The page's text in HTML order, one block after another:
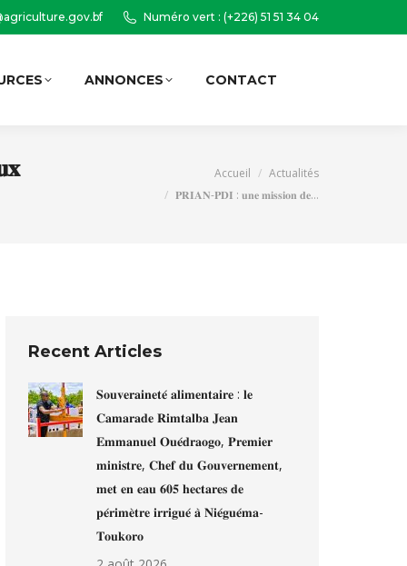
Numéro vert : (+226) 51 51 34 04
ANNONCES CONTACT
Accueil
Actualités
𝐏𝐑𝐈𝐀𝐍-𝐏𝐃𝐈 : 𝐮𝐧𝐞 𝐦𝐢𝐬𝐬𝐢𝐨𝐧 𝐝𝐞…
Recent Articles
𝐒𝐨𝐮𝐯𝐞𝐫𝐚𝐢𝐧𝐞𝐭𝐞́ 𝐚𝐥𝐢𝐦𝐞𝐧𝐭𝐚𝐢𝐫𝐞 : 𝐥𝐞
𝐂𝐚𝐦𝐚𝐫𝐚𝐝𝐞 𝐑𝐢𝐦𝐭𝐚𝐥𝐛𝐚 𝐉𝐞𝐚𝐧
𝐄𝐦𝐦𝐚𝐧𝐮𝐞𝐥 𝐎𝐮𝐞́𝐝𝐫𝐚𝐨𝐠𝐨, 𝐏𝐫𝐞𝐦𝐢𝐞𝐫
𝐦𝐢𝐧𝐢𝐬𝐭𝐫𝐞, 𝐂𝐡𝐞𝐟 𝐝𝐮 𝐆𝐨𝐮𝐯𝐞𝐫𝐧𝐞𝐦𝐞𝐧𝐭,
𝐦𝐞𝐭 𝐞𝐧 𝐞𝐚𝐮 𝟔𝟎𝟓 𝐡𝐞𝐜𝐭𝐚𝐫𝐞𝐬 𝐝𝐞
𝐩𝐞́𝐫𝐢𝐦𝐞̀𝐭𝐫𝐞 𝐢𝐫𝐫𝐢𝐠𝐮𝐞́ 𝐚̀ 𝐍𝐢𝐞́𝐠𝐮𝐞́𝐦𝐚-
𝐓𝐨𝐮𝐤𝐨𝐫𝐨